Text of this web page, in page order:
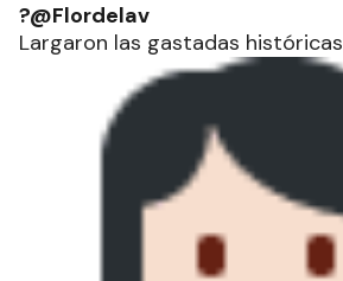
?@Flordelav
Largaron las gastadas históricas